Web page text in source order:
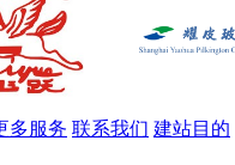
多服务 联系我们 建站目的